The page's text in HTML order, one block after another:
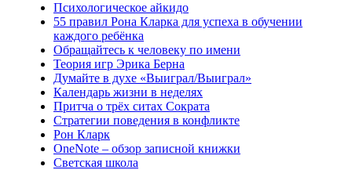
Психологическое айкидо
55 правил Рона Кларка для успеха в обучении
каждого ребёнка
Обращайтесь к человеку по имени
Теория игр Эрика Берна
Думайте в духе «Выиграл/Выиграл»
Календарь жизни в неделях
Притча о трёх ситах Сократа
Стратегии поведения в конфликте
Рон Кларк
OneNote – обзор записной книжки
Светская школа